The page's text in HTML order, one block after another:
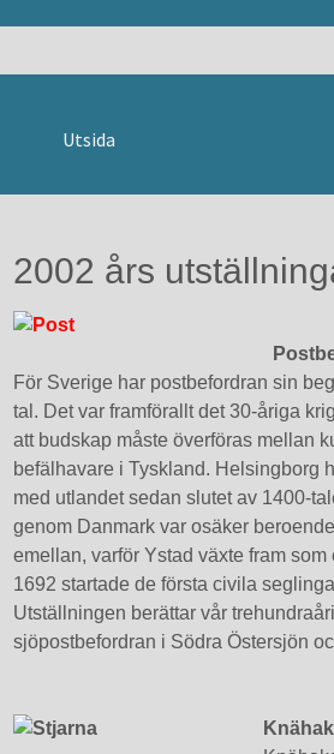
Utsida
2002 års
För Sverige har postbefordran sin
tal. Det var framförallt det 30-åriga
att budskap måste överföras mellan
befälhavare i Tyskland. Helsingborg
med utlandet sedan slutet av 1400-
genom Danmark var osäker
emellan, varför Ystad växte fram som
1692 startade de första civila
Utställningen berättar vår
sjöpostbefordran i Södra Östersjön